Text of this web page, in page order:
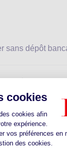
sans dépôt
Calculez